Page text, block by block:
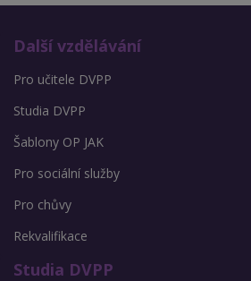
Další vzdělávání
Pro učitele DVPP
Studia DVPP
Šablony OP JAK
Pro sociální služby
Pro chůvy
Rekvalifikace
Studia DVPP